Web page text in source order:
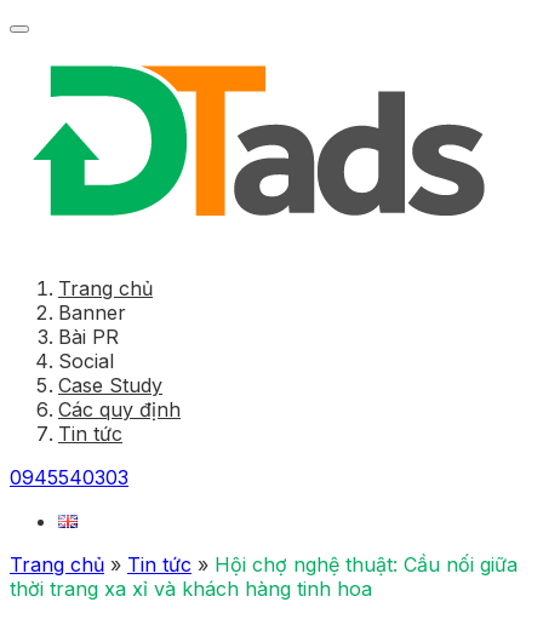
Trang chủ
Banner
Bài PR
Social
Case Study
Các quy định
Tin tức
0945540303
Trang chủ » Tin tức » Hội chợ nghệ thuật: Cầu nối giữa
thời trang xa xỉ và khách hàng tinh hoa